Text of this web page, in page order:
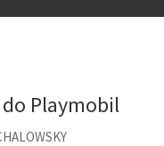
não é a resposta
do Playmobil